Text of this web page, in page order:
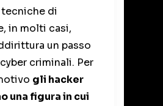
di
in molti casi,
un passo
criminali. Per
gli hacker
una figura in cui